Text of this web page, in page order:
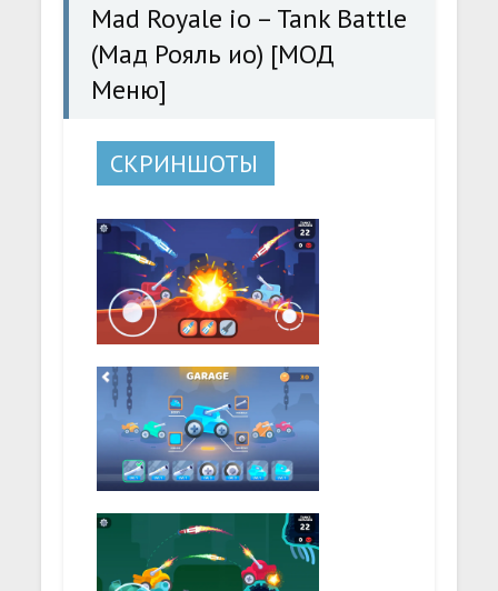
Mad Royale io – Tank Battle
(Мад Рояль ио) [МОД
Меню]
СКРИНШОТЫ